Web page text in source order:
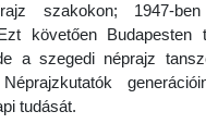
szakokon; 1947-ben
követően Budapesten
a szegedi néprajz
tudását.